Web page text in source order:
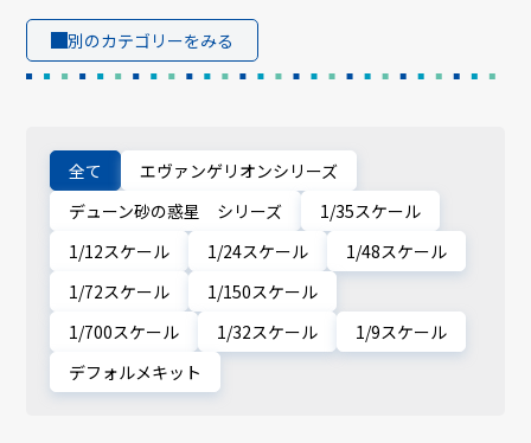
別のカテゴリーをみる
全て
エヴァンゲリオンシリーズ
デューン砂の惑星 シリーズ
1/35スケール
1/12スケール
1/24スケール
1/48スケール
1/72スケール
1/150スケール
1/700スケール
1/32スケール
1/9スケール
デフォルメキット